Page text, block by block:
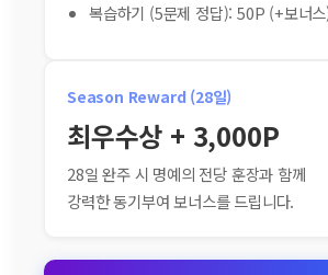
복습하기 (5문제 정답): 50P (+보너
Season Reward (28일)
최우수상 + 3,000P
28일 완주 시 명예의 전당 훈장과 함께
강력한 동기부여 보너스를 드립니다.